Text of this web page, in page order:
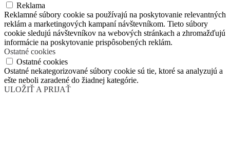
Reklama
Reklamné súbory cookie sa používajú na poskytovanie relevantných
reklám a marketingových kampaní návštevníkom. Tieto súbory
cookie sledujú návštevníkov na webových stránkach a zhromažďujú
informácie na poskytovanie prispôsobených reklám.
Ostatné cookies
Ostatné cookies
Ostatné nekategorizované súbory cookie sú tie, ktoré sa analyzujú a
ešte neboli zaradené do žiadnej kategórie.
ULOŽIŤ A PRIJAŤ